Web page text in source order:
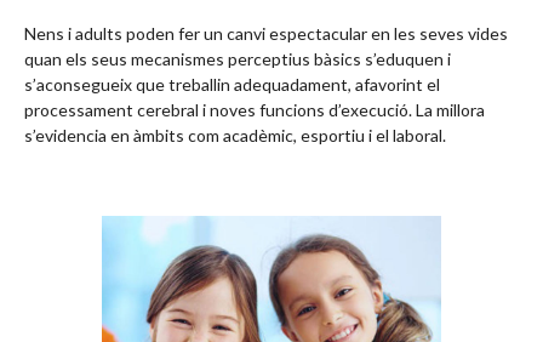
Nens i adults poden fer un canvi espectacular en les seves vides
quan els seus mecanismes perceptius bàsics s’eduquen i
s’aconsegueix que treballin adequadament, afavorint el
processament cerebral i noves funcions d’execució. La millora
s’evidencia en àmbits com acadèmic, esportiu i el laboral.